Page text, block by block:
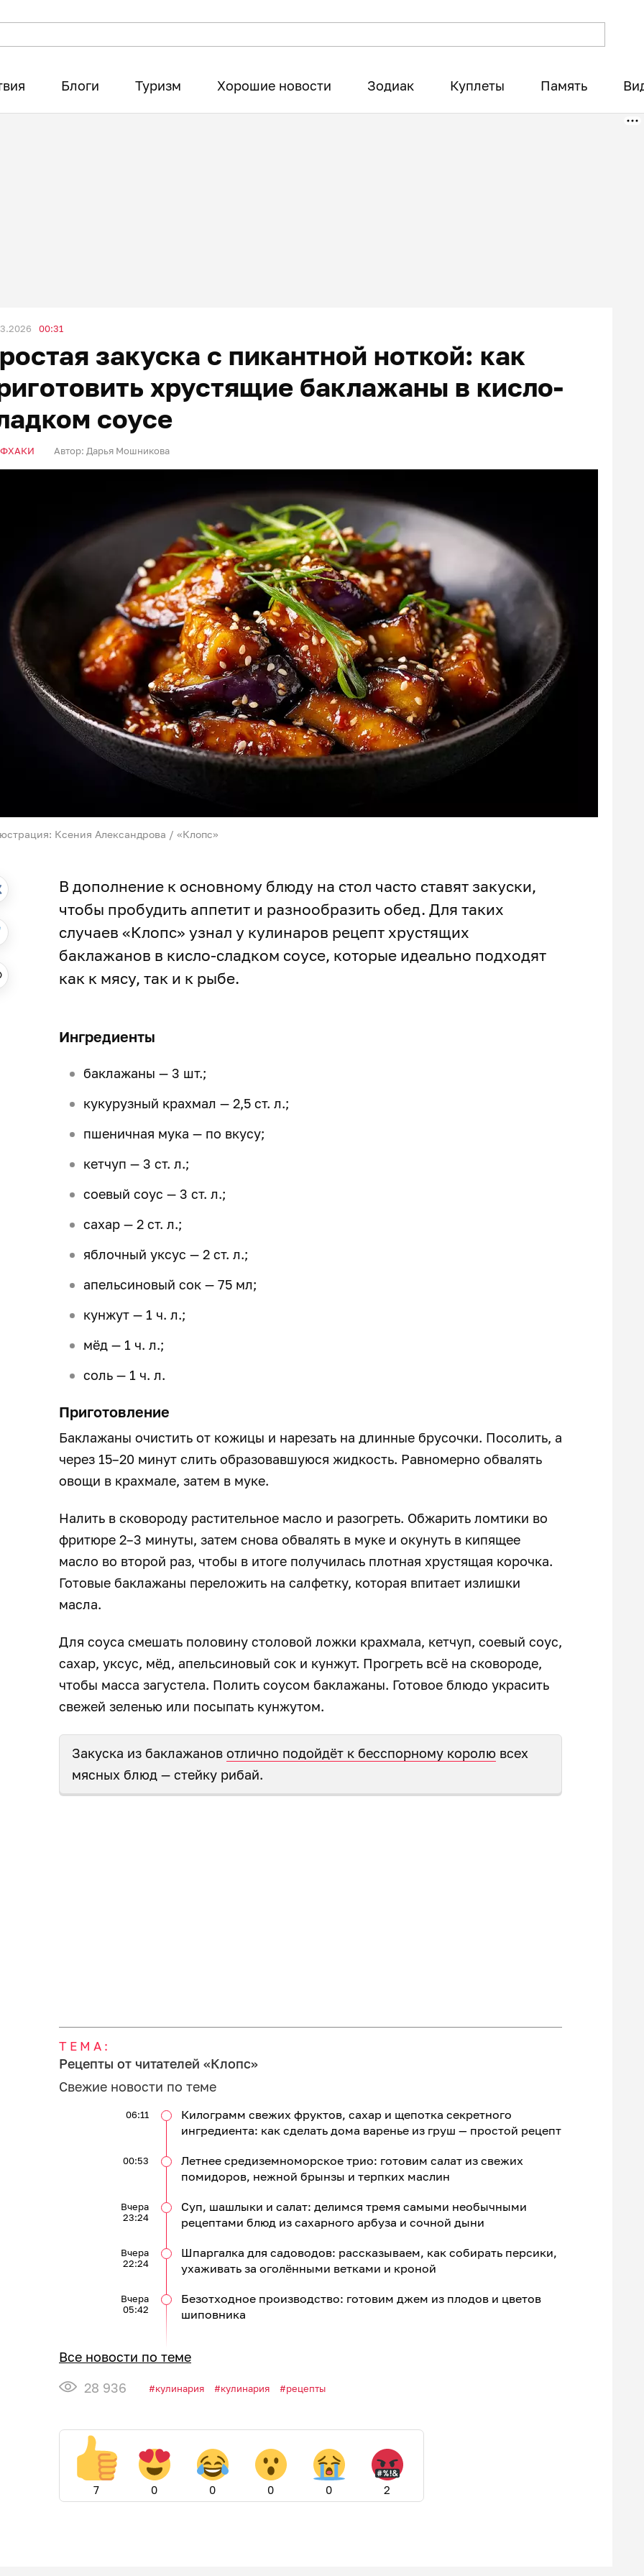
Блоги Туризм Хорошие новости Зодиак Куплеты Память
00:31
закуска с пикантной ноткой: как
хрустящие баклажаны в кисло-
соусе
Автор: Дарья Мошникова
Ксения Александрова / «Клопс»
В дополнение к основному блюду на стол часто ставят закуски,
чтобы пробудить аппетит и разнообразить обед. Для таких
случаев «Клопс» узнал у кулинаров рецепт хрустящих
баклажанов в кисло-сладком соусе, которые идеально подходят
как к мясу, так и к рыбе.
Ингредиенты
баклажаны — 3 шт.;
кукурузный крахмал — 2,5 ст. л.;
пшеничная мука — по вкусу;
кетчуп — 3 ст. л.;
соевый соус — 3 ст. л.;
сахар — 2 ст. л.;
яблочный уксус — 2 ст. л.;
апельсиновый сок — 75 мл;
кунжут — 1 ч. л.;
мёд — 1 ч. л.;
соль — 1 ч. л.
Приготовление
Баклажаны очистить от кожицы и нарезать на длинные брусочки. Посолить, а
через 15–20 минут слить образовавшуюся жидкость. Равномерно обвалять
овощи в крахмале, затем в муке.
Налить в сковороду растительное масло и разогреть. Обжарить ломтики во
фритюре 2–3 минуты, затем снова обвалять в муке и окунуть в кипящее
масло во второй раз, чтобы в итоге получилась плотная хрустящая корочка.
Готовые баклажаны переложить на салфетку, которая впитает излишки
масла.
Для соуса смешать половину столовой ложки крахмала, кетчуп, соевый соус,
сахар, уксус, мёд, апельсиновый сок и кунжут. Прогреть всё на сковороде,
чтобы масса загустела. Полить соусом баклажаны. Готовое блюдо украсить
свежей зеленью или посыпать кунжутом.
Закуска из баклажанов отлично подойдёт к бесспорному королю всех
мясных блюд — стейку рибай.
ТЕМА:
Рецепты от читателей «Клопс»
Свежие новости по теме
Килограмм свежих фруктов, сахар и щепотка секретного
ингредиента: как сделать дома варенье из груш — простой рецепт
06:11
Летнее средиземноморское трио: готовим салат из свежих
помидоров, нежной брынзы и терпких маслин
00:53
Суп, шашлыки и салат: делимся тремя самыми необычными
рецептами блюд из сахарного арбуза и сочной дыни
Вчера
23:24
Шпаргалка для садоводов: рассказываем, как собирать персики,
ухаживать за оголёнными ветками и кроной
Вчера
22:24
Безотходное производство: готовим джем из плодов и цветов
шиповника
Вчера
05:42
Все новости по теме
28 936
кулинария кулинария рецепты
7 0 0 0 0 2